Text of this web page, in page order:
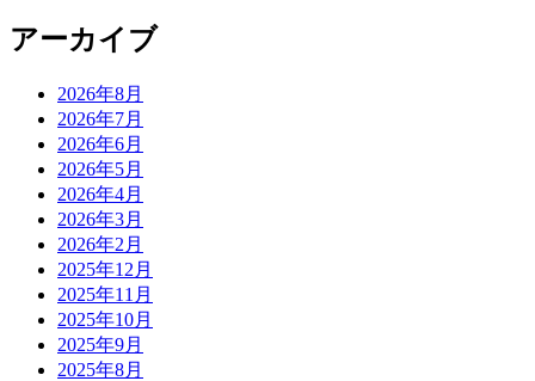
アーカイブ
2026年8月
2026年7月
2026年6月
2026年5月
2026年4月
2026年3月
2026年2月
2025年12月
2025年11月
2025年10月
2025年9月
2025年8月